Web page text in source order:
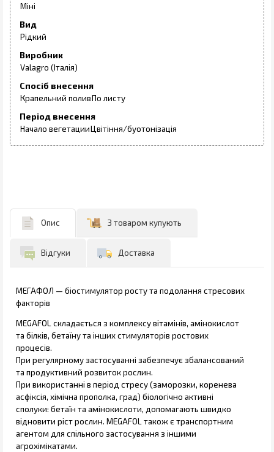
Міні
Вид
Рідкий
Виробник
Valagro (Італія)
Спосіб внесення
Крапельний поливПо листу
Період внесення
Начало вегетацииЦвітіння/буотонізація
Опис З товаром купують
Відгуки Доставка
МЕГАФОЛ — біостимулятор росту та подолання стресових
факторів
MEGAFOL складається з комплексу вітамінів, амінокислот
та білків, бетаїну та інших стимуляторів ростових
процесів.
При регулярному застосуванні забезпечує збалансований
та продуктивний розвиток рослин.
При використанні в період стресу (заморозки, коренева
асфіксія, хімічна прополка, град) біологічно активні
сполуки: бетаїн та амінокислоти, допомагають швидко
відновити ріст рослин. MEGAFOL також є транспортним
агентом для спільного застосування з іншими
агрохімікатами.